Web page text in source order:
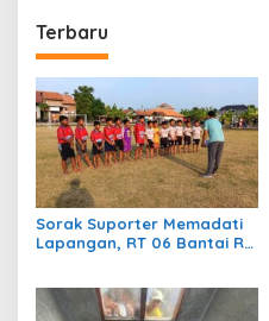
Terbaru
Sorak Suporter Memadati
Lapangan, RT 06 Bantai RT